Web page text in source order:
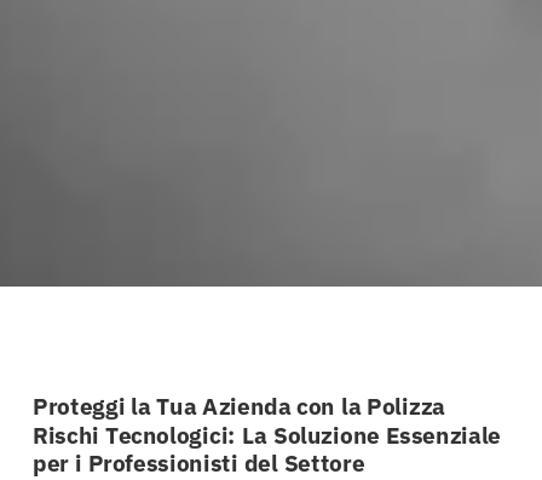
Proteggi la Tua Azienda con la Polizza
Rischi Tecnologici: La Soluzione Essenziale
per i Professionisti del Settore